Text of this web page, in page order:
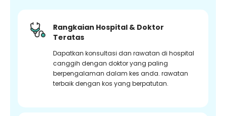
Rangkaian Hospital & Doktor
Teratas
Dapatkan konsultasi dan rawatan di hospital
canggih dengan doktor yang paling
berpengalaman dalam kes anda. rawatan
terbaik dengan kos yang berpatutan.